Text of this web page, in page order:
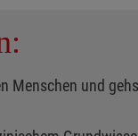
Menschen und